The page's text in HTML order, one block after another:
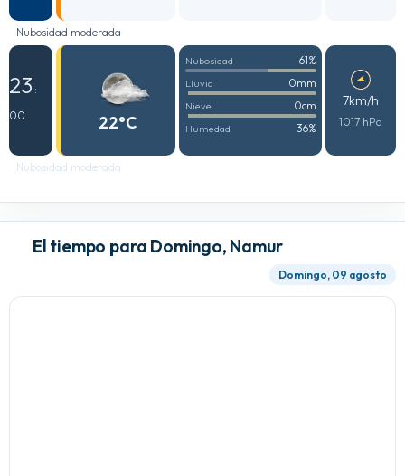
Nubosidad moderada
23 :
00
22°C
Nubosidad 61%
Lluvia 0mm
Nieve 0cm
Humedad 36%
7km/h
1017 hPa
Nubosidad moderada
El tiempo para Domingo, Namur
Domingo, 09 agosto